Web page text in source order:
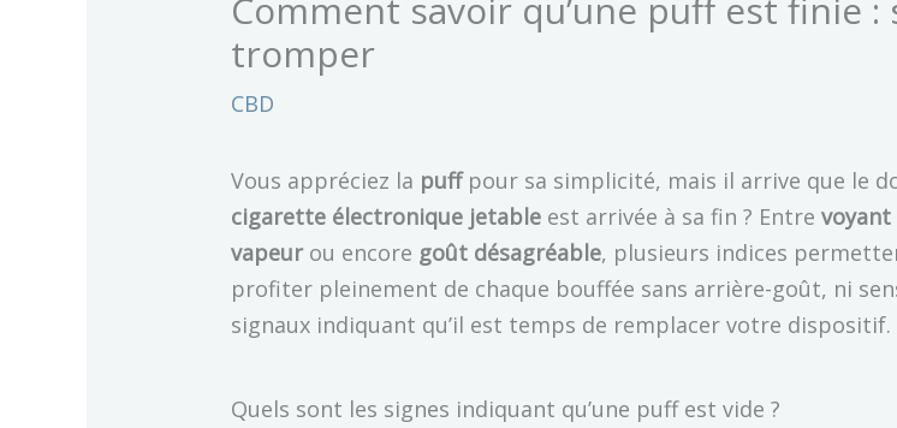
Comment savoir qu’une puff est finie
tromper
CBD
Vous appréciez la puffpour sa simplicité, mais il arrive que le
cigarette électronique jetable est arrivée à sa fin ? Entre
vapeurou encore goût désagréable, plusieurs indices
profiter pleinement de chaque bouffée sans arrière-goût, ni
signaux indiquant qu’il est temps de remplacer votre dispositif.
Quels sont les signes indiquant qu’une puff est vide ?